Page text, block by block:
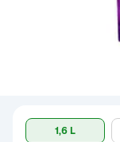
1,6 L